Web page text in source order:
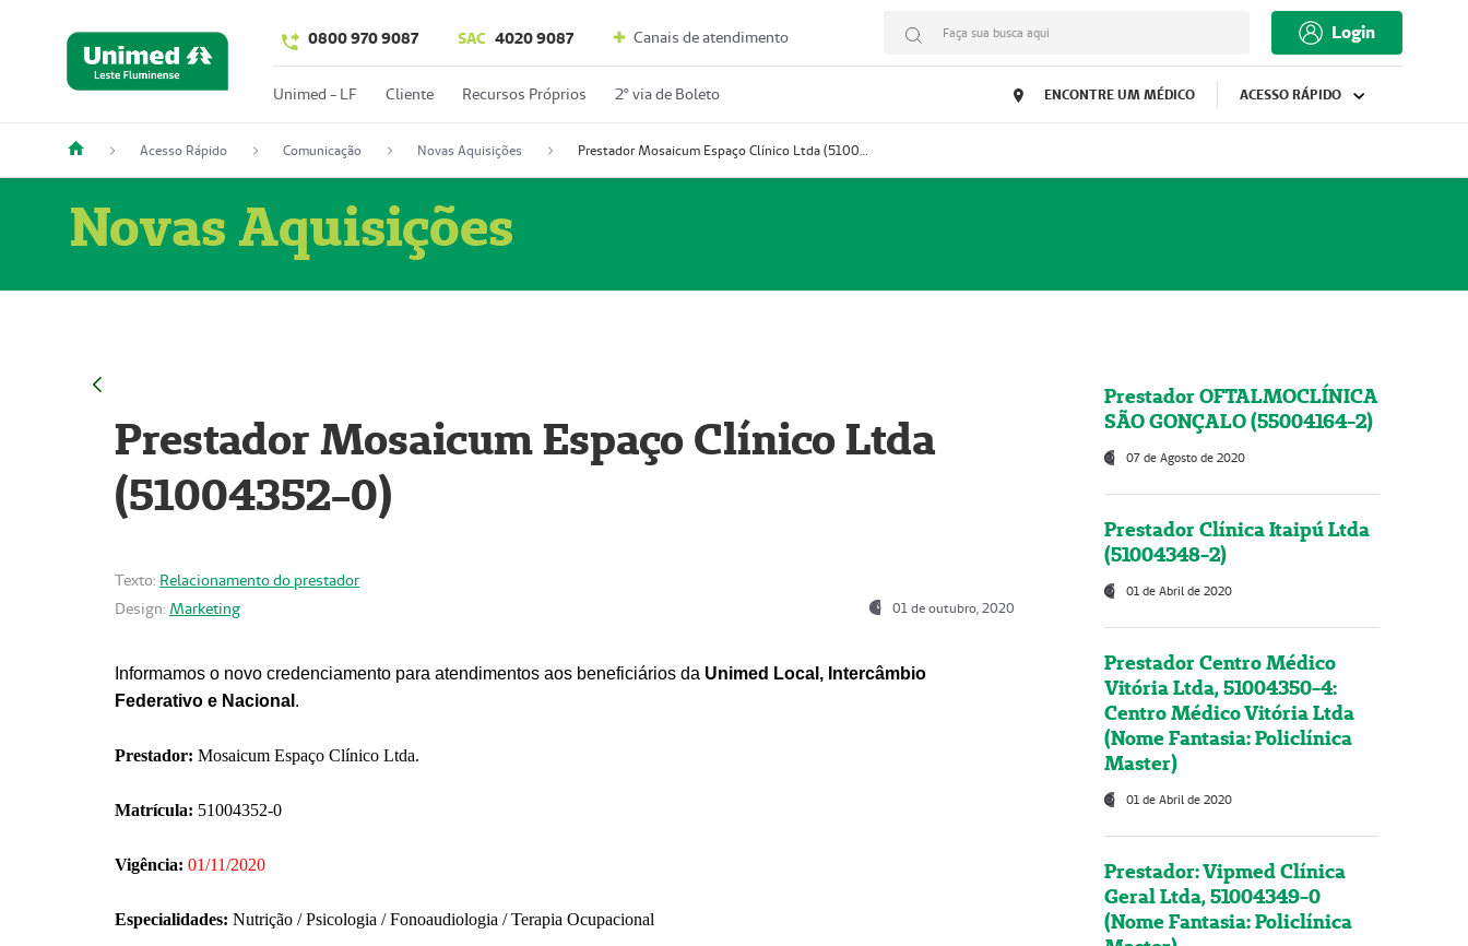
0800 970 9087 SAC 4020 9087 Canais de atendimento Faça sua busca aqui Login
Unimed - LF Cliente Recursos Próprios 2º via de Boleto ENCONTRE UM MÉDICO ACESSO RÁPIDO
Acesso Rápido Comunicação Novas Aquisições Prestador Mosaicum Espaço Clínico Ltda (51004352-0)
Novas Aquisições
Prestador Mosaicum Espaço Clínico Ltda
(51004352-0)
Texto: Relacionamento do prestador
Design: Marketing 01 de outubro, 2020
Informamos o novo credenciamento para atendimentos aos beneficiários da Unimed Local, Intercâmbio
Federativo e Nacional .
Prestador: Mosaicum Espaço Clínico Ltda.
Matrícula: 51004352-0
Vigência: 01/11/2020
Especialidades: Nutrição / Psicologia / Fonoaudiologia / Terapia Ocupacional
Prestador OFTALMOCLÍNICA
SÃO GONÇALO (55004164-2)
07 de Agosto de 2020
Prestador Clínica Itaipú Ltda
(51004348-2)
01 de Abril de 2020
Prestador Centro Médico
Vitória Ltda, 51004350-4:
Centro Médico Vitória Ltda
(Nome Fantasia: Policlínica
Master)
01 de Abril de 2020
Prestador: Vipmed Clínica
Geral Ltda, 51004349-0
(Nome Fantasia: Policlínica